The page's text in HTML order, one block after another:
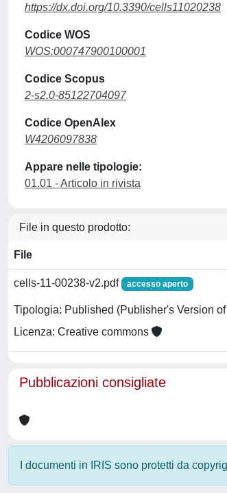
https://dx.doi.org/10.3390/cells11020238
Codice WOS
WOS:000747900100001
Codice Scopus
2-s2.0-85122704097
Codice OpenAlex
W4206097838
Appare nelle tipologie:
01.01 - Articolo in rivista
File in questo prodotto:
File
cells-11-00238-v2.pdf accesso aperto
Tipologia: Published (Publisher's Version
Licenza: Creative commons
Pubblicazioni consigliate
I documenti in IRIS sono protetti da